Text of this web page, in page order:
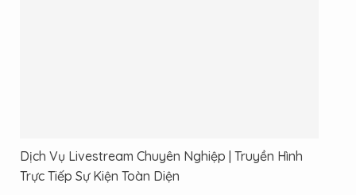
Dịch Vụ Livestream Chuyên Nghiệp | Truyền Hình
Trực Tiếp Sự Kiện Toàn Diện